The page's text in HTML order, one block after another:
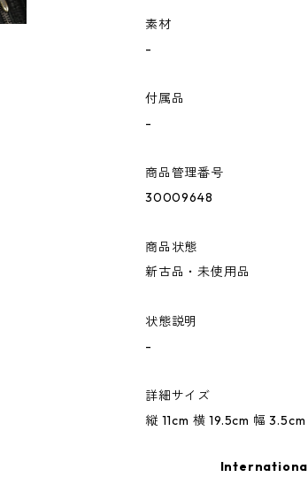
素材
-
付属品
-
商品管理番号
30009648
商品状態
新古品・未使用品
状態説明
-
詳細サイズ
縦 11cm 横 19.5cm 幅 3.5cm